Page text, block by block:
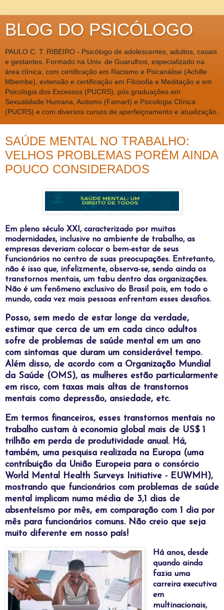
BLOG DO PSICÓLOGO
PAULO C. T. RIBEIRO - Psicólogo de adolescentes, adultos, casais
e gestantes. Formado na Univ. de Guarulhos, especializado na
área clínica, com certificação em Racismo e Psicanálise (Achille
Mbembe), extensão e certificação em Filosofia e Meditação e em
Psicologia dos Excessos (PUCRS), pós graduações em
Sexualidade Humana, Autismo (Famart) e Psicologia Clínica
(PUCRS) e com diversos cursos de aperfeiçoamento e atualização.
SAÚDE MENTAL NO TRABALHO:
VELHOS PROBLEMAS PORÉM AINDA
POUCO CONSIDERADOS
Em pleno século XXI, caracterizado por muitas
modernidades, inclusive no ambiente de trabalho, as
empresas deveriam colocar o bem-estar de seus
funcionários no centro de suas preocupações. Entretanto,
não é isso que, infelizmente, observa-se, sendo ainda os
transtornos mentais, um tabu dentro das organizações.
Não é um fenômeno exclusivo do Brasil pois, em todo o
mundo, cada vez mais pessoas enfrentam esses desafios.
Posso, sem medo de estar longe da verdade,
estimar que cerca de um em cada cinco adultos
sofre de problemas de saúde mental em um ano
com sintomas que duram um considerável tempo.
Além disso, de acordo com a Organização Mundial
da Saúde (OMS), as mulheres estão particularmente
em risco, com taxas mais altas de transtornos
mentais como depressão, ansiedade, etc.
Em termos financeiros, esses transtornos mentais no
trabalho custam à economia global mais de US$ 1
trilhão em perda de produtividade anual. Há,
também, uma pesquisa realizada na Europa (uma
contribuição da União Europeia para o consórcio
World Mental Health Surveys Initiative - EUWMH),
mostrando que funcionários com problemas de saúde
mental implicam numa média de 3,1 dias de
absenteísmo por mês, em comparação com 1 dia por
mês para funcionários comuns. Não creio que seja
muito diferente em nosso país!
Há anos, desde
quando ainda
fazia uma
carreira executiva
em
multinacionais,